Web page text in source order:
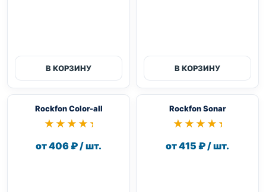
В КОРЗИНУ В КОРЗИНУ
Rockfon Color-all
★★★★★
★★★★★
от 406 ₽ / шт.
Rockfon Sonar
★★★★★
★★★★★
от 415 ₽ / шт.